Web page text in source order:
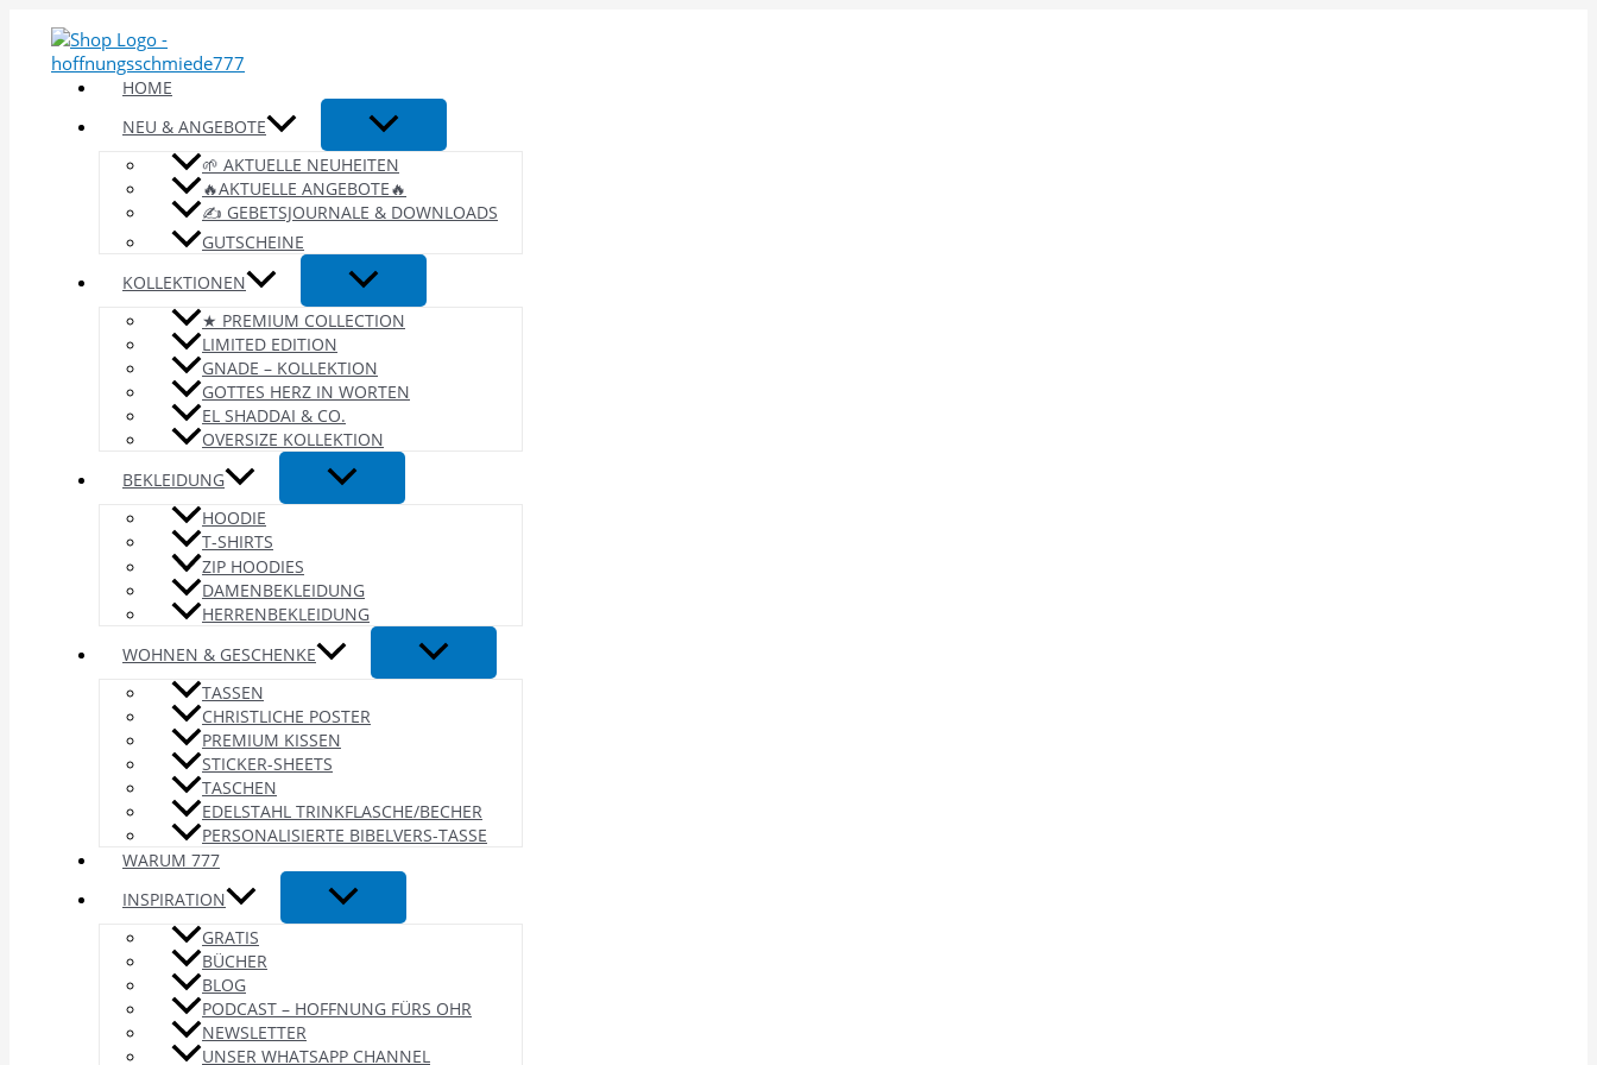
Inhalt
springen
HOME
NEU & ANGEBOTE
🌱 AKTUELLE NEUHEITEN
🔥AKTUELLE ANGEBOTE🔥
✍️ GEBETSJOURNALE & DOWNLOADS
GUTSCHEINE
KOLLEKTIONEN
★ PREMIUM COLLECTION
LIMITED EDITION
GNADE – KOLLEKTION
GOTTES HERZ IN WORTEN
EL SHADDAI & CO.
OVERSIZE KOLLEKTION
BEKLEIDUNG
HOODIE
T-SHIRTS
ZIP HOODIES
DAMENBEKLEIDUNG
HERRENBEKLEIDUNG
WOHNEN & GESCHENKE
TASSEN
CHRISTLICHE POSTER
PREMIUM KISSEN
STICKER-SHEETS
TASCHEN
EDELSTAHL TRINKFLASCHE/BECHER
PERSONALISIERTE BIBELVERS-TASSE
WARUM 777
INSPIRATION
GRATIS
BÜCHER
BLOG
PODCAST – HOFFNUNG FÜRS OHR
NEWSLETTER
UNSER WHATSAPP CHANNEL